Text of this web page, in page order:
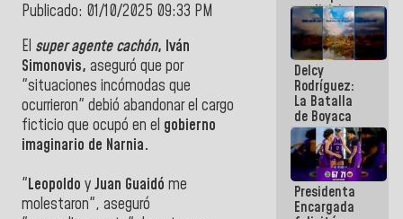
Publicado: 01/10/2025 09:33 PM
El super agente cachón, Iván
Simonovis, aseguró que por
"situaciones incómodas que
ocurrieron" debió abandonar el cargo
ficticio que ocupó en el gobierno
imaginario de Narnia.
"Leopoldo yJuan Guaidó me
molestaron", aseguró
crediticio
con subsidio
a Juntas de
Condominio
Delcy
Rodríguez:
La Batalla
de Boyaca
representa
un capítulo
decisivo en
la gesta
emancipadora
de nuestra
Presidenta
Encargada